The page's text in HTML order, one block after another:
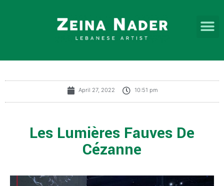
April 27, 2022 10:51 pm
Les Lumières Fauves De
Cézanne